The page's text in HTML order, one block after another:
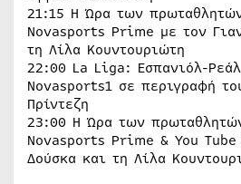
21:15 H Ώρα των
Novasports Prime με τον
τη Λίλα Κουντουριώτη
22:00 La Liga: Εσπανιόλ-
Novasports1 σε περιγραφή
Πρίντεζη
23:00 Η Ώρα των
Novasports Prime & You Tube
Δούσκα και τη Λίλα